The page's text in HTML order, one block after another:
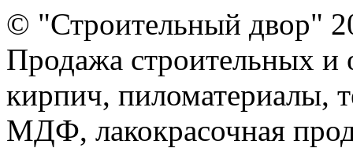
© "Строительный двор"
Продажа строительных и
кирпич, пиломатериалы,
МДФ, лакокрасочная